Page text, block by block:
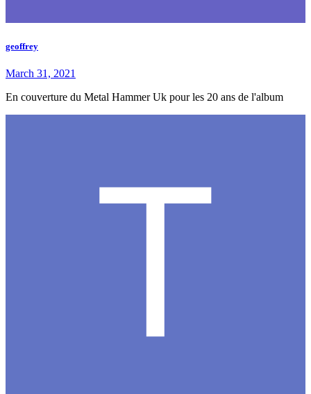
geoffrey
March 31, 2021
En couverture du Metal Hammer Uk pour les 20 ans de l'album